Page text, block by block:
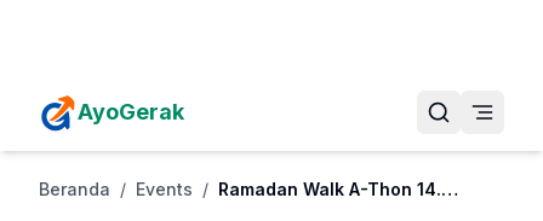
AyoGerak
Beranda / Events / Ramadan Walk A-Thon 14.46KM